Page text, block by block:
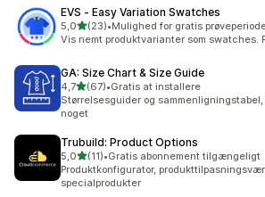
EVS ‑ Easy Variation Swatches
5,0ud af 5 stjerner
(23)
23 anmeldelser i alt
•Mulighed for gratis
Vis nemt produktvarianter som swatches.
GA: Size Chart & Size Guide
4,7ud af 5 stjerner
(67)
67 anmeldelser i alt
•Gratis at installere
Størrelsesguider og
noget
Trubuild: Product Options
5,0ud af 5 stjerner
(11)
11 anmeldelser i alt
•Gratis abonnement tilgængeligt
Produktkonfigurator,
specialprodukter